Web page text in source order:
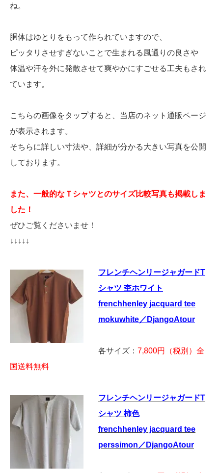
ね。
胴体はゆとりをもって作られていますので、
ピッタリさせすぎないことで生まれる風通りの良さや
体温や汗を外に発散させて爽やかにすごせる工夫もされ
ています。
こちらの画像をタップすると、当店のネット通販ページ
が表示されます。
そちらに詳しい寸法や、詳細が分かる大きい写真を公開
しております。
また、一般的なＴシャツとのサイズ比較写真も掲載しま
した！
ぜひご覧くださいませ！
↓↓↓↓↓
フレンチヘンリージャガードT
シャツ 杢ホワイト
frenchhenley jacquard tee
mokuwhite／DjangoAtour
各サイズ： 7,800円（税別）全
国送料無料
フレンチヘンリージャガードT
シャツ 柿色
frenchhenley jacquard tee
perssimon／DjangoAtour